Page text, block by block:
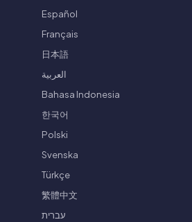
Español
Français
日本語
العربية
Bahasa Indonesia
한국어
Polski
Svenska
Türkçe
繁體中文
עברית